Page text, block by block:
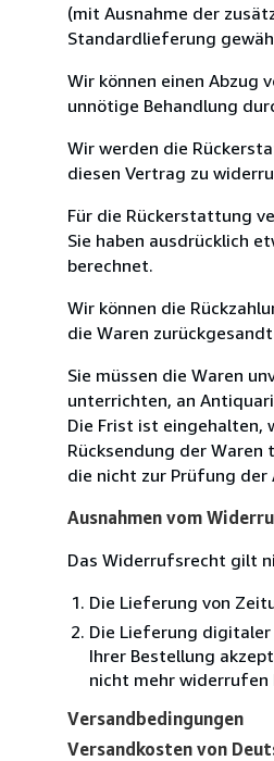
(mit Ausnahme der
Standardlieferung
Wir können einen Abzug
unnötige Behandlung
Wir werden die
diesen Vertrag zu
Für die Rückerstattung
Sie haben ausdrücklich
berechnet.
Wir können die
die Waren
Sie müssen die Waren
unterrichten, an
Die Frist ist eingehalten,
Rücksendung der
die nicht zur Prüfung
Ausnahmen vom
Das Widerrufsrecht gilt
Die Lieferung von
Die Lieferung digitaler
Ihrer Bestellung
nicht mehr widerrufen
Versandbedingungen
Versandkosten von